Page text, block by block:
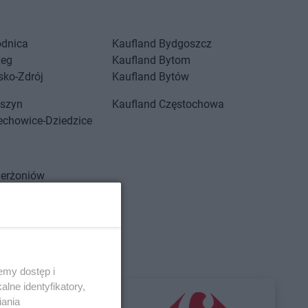
Zdrój
Kaufland Bydgoszcz
Kaufland Bytom
Kaufland Bytów
Dziedzice
Kaufland Częstochowa
dostęp i
identyfikatory,